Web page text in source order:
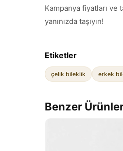
Kampanya fiyatları ve
yanınızda taşıyın!
Etiketler
çelik bileklik erkek
Benzer